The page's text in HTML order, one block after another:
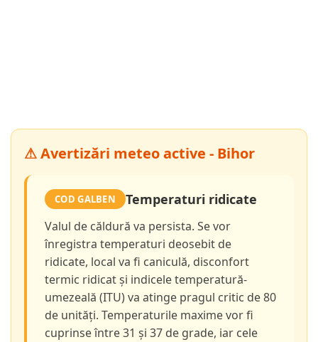
⚠ Avertizări meteo active - Bihor
COD GALBEN Temperaturi ridicate
Valul de căldură va persista. Se vor
înregistra temperaturi deosebit de
ridicate, local va fi caniculă, disconfort
termic ridicat și indicele temperatură-
umezeală (ITU) va atinge pragul critic de 80
de unități. Temperaturile maxime vor fi
cuprinse între 31 și 37 de grade, iar cele